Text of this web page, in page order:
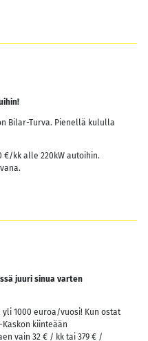
Bilar-Turva. Pienellä kululla
€/kk alle 220kW autoihin.
juuri sinua varten
1000 euroa/vuosi! Kun ostat
kiinteään
vain 32 € / kk tai 379 € /